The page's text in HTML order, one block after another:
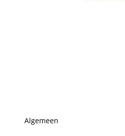
Algemeen